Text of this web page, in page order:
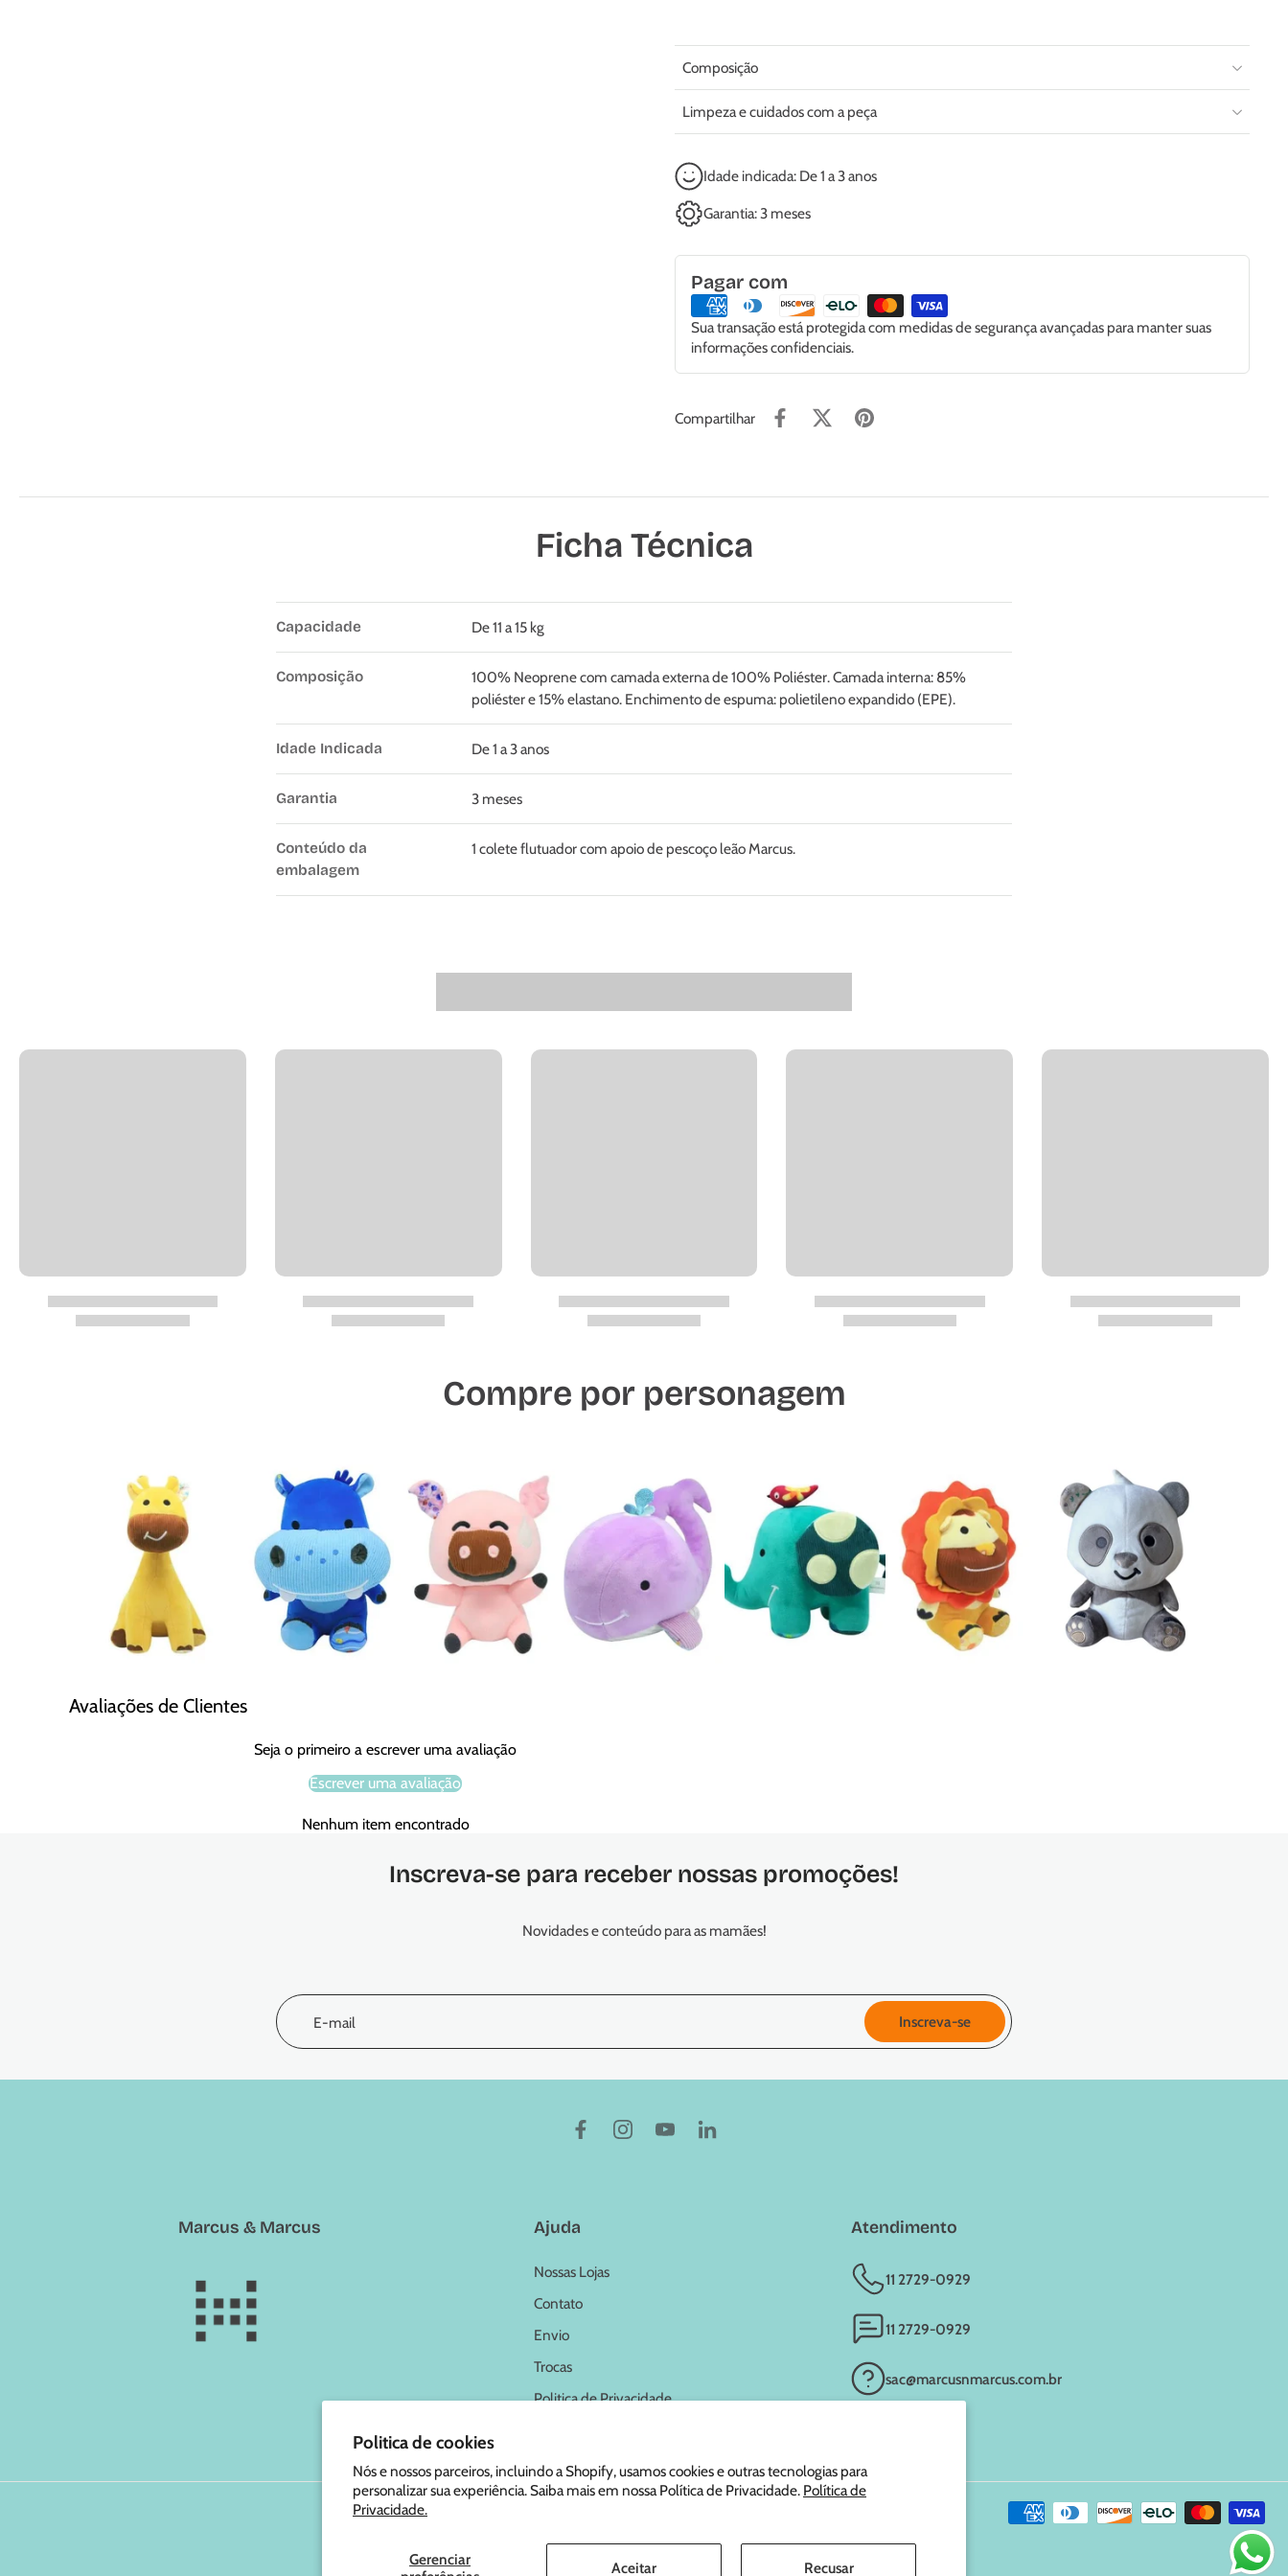
Politica de cookies
Nós e nossos parceiros, incluindo a Shopify, usamos cookies e outras tecnologias para
personalizar sua experiência. Saiba mais em nossa Política de Privacidade. Política de
Privacidade.
Gerenciar
Aceitar Recusar
Composição
Limpeza e cuidados com a peça
Idade indicada: De 1 a 3 anos
Garantia: 3 meses
Pagar com
Sua transação está protegida com medidas de segurança avançadas para manter suas
informações confidenciais.
Compartilhar
Ficha Técnica
Capacidade De 11 a 15 kg
Composição
100% Neoprene com camada externa de 100% Poliéster. Camada interna: 85%
poliéster e 15% elastano. Enchimento de espuma: polietileno expandido (EPE).
Idade Indicada De 1 a 3 anos
Garantia 3 meses
Conteúdo da
embalagem
1 colete flutuador com apoio de pescoço leão Marcus.
Compre por personagem
Avaliações de Clientes
Seja o primeiro a escrever uma avaliação
Escrever uma avaliação
Nenhum item encontrado
Inscreva-se para receber nossas promoções!
Novidades e conteúdo para as mamães!
E-mail Inscreva-se
Marcus & Marcus Ajuda
Nossas Lojas
Contato
Envio
Trocas
Politica de Privacidade
Atendimento
11 2729-0929
11 2729-0929
sac@marcusnmarcus.com.br
© 2026,